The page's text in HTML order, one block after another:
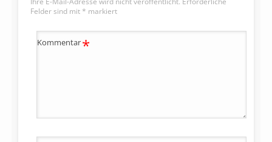
Felder sind mit * markiert
Kommentar*